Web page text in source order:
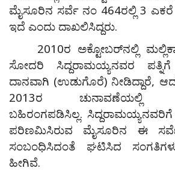
ಮೈಸೂರಿನ ಸರ್ವೆ ನಂ 464ರಲ್ಲಿ 3
ಇದೆ ಎಂದು ದಾಖಲಿಸಿದ್ದರು.
2010ರ ಅಕ್ಟೋಬರ್‌ನಲ್ಲಿ
ಸೋದರಿ ಸಿದ್ದರಾಮಯ್ಯನವರ
ದಾನವಾಗಿ (ಉಡುಗೊರೆ) ನೀಡಿದ್ದಾರೆ,
2013ರ ಚುನಾವಣೆಯಲ್ಲಿ
ಬಹಿರಂಗಪಡಿಸಿಲ್ಲ.
ಪರಿಣಮಿಸಿರುವ ಮೈಸೂರಿನ ಈ
ಸಂಬಂಧಿಸಿದಂತೆ ಘಟಿಸಿದ ಸಂಗತಿಗಳು
ಹೀಗಿವೆ.